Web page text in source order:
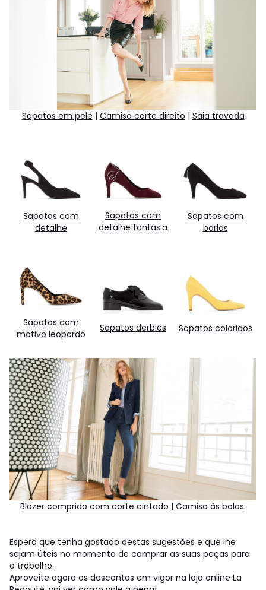
Sapatos em pele | Camisa corte direito | Saia travada
Sapatos com
detalhe
Sapatos com
detalhe fantasia
Sapatos com
borlas
Sapatos com
motivo leopardo
Sapatos derbies Sapatos coloridos
Blazer comprido com corte cintado | Camisa às bolas
Espero que tenha gostado destas sugestões e que lhe
sejam úteis no momento de comprar as suas peças para
o trabalho.
Aproveite agora os descontos em vigor na loja online La